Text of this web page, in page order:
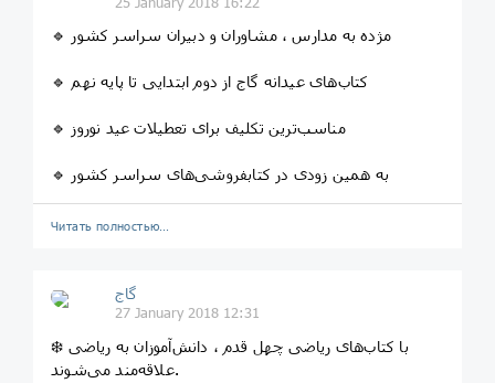
🔹 مژده به مدارس ، مشاوران و دبیران سراسر کشور
🔹 کتاب‌های عیدانه گاج از دوم ابتدایی تا پایه نهم
🔹 مناسب‌ترین تکلیف برای تعطیلات عید نوروز
🔹 به همین زودی در کتابفروشی‌های سراسر کشور
Читать полностью…
گاج
27 January 2018 12:31
⁣❄️ با کتاب‌های ریاضی چهل قدم ، دانش‌آموزان به ریاضی
علاقه‌مند می‌شوند.